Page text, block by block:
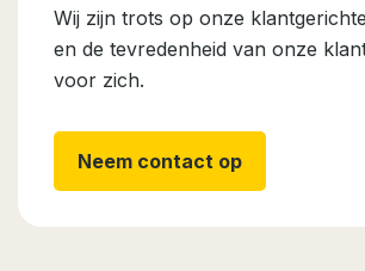
Wij zijn trots op onze
en de tevredenheid van onze
voor zich.
Neem contact op